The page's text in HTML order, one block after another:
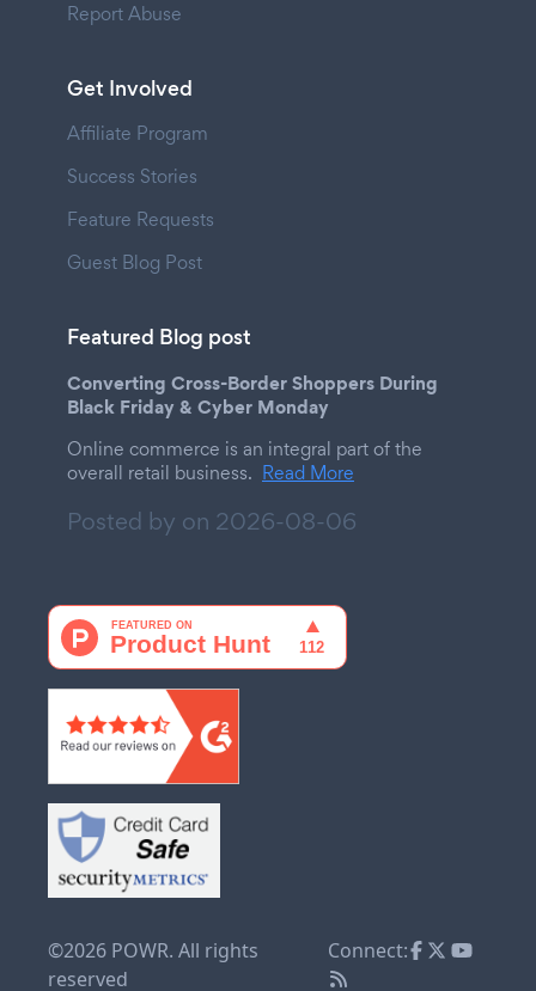
Report Abuse
Get Involved
Affiliate Program
Success Stories
Feature Requests
Guest Blog Post
Featured Blog post
Converting Cross-Border Shoppers During
Black Friday & Cyber Monday
Online commerce is an integral part of the
overall retail business. Read More
Posted by on 2026-08-06
©2026 POWR. All rights
reserved
Connect: